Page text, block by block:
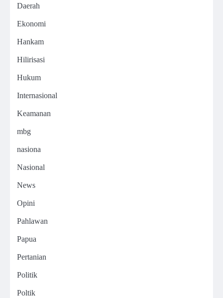
Daerah
Ekonomi
Hankam
Hilirisasi
Hukum
Internasional
Keamanan
mbg
nasiona
Nasional
News
Opini
Pahlawan
Papua
Pertanian
Politik
Poltik